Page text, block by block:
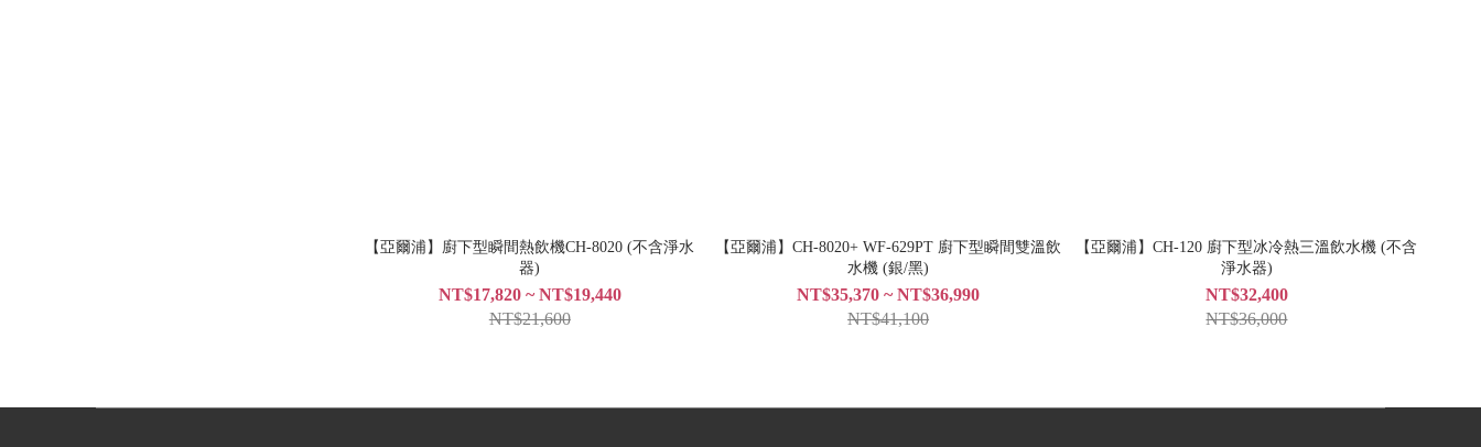
【亞爾浦】廚下型瞬間熱飲機CH-8020 (不含淨水
器)
NT$17,820 ~ NT$19,440
NT$21,600
【亞爾浦】CH-8020+ WF-629PT 廚下型瞬間雙溫飲
水機 (銀/黑)
NT$35,370 ~ NT$36,990
NT$41,100
【亞爾浦】CH-120 廚下型冰冷熱三溫飲水機 (不含
淨水器)
NT$32,400
NT$36,000